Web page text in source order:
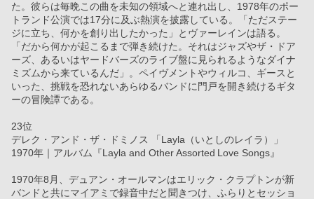
た。彼らは毎晩この曲を未知の領域へと連れ出し、1978年のポー
トランド公演では17分に及ぶ熱演を披露している。「ただステー
ジに立ち、何かを創り出したかった」とヴァーレインは語る。
「だから何かが起こるまで弾き続けた。それはジャズやザ・ドア
ーズ、あるいはヤードバーズのライブ盤に見られるようなダイナ
ミズムから来ているんだ」。ペイヴメントやウィルコ、ギースと
いった、挑戦を恐れないあらゆるバンドに門戸を開き続けるギタ
ーの冒険譚である。
23位
デレク・アンド・ザ・ドミノス 「Layla（いとしのレイラ）」
1970年｜アルバム『Layla and Other Assorted Love Songs』
1970年8月、デュアン・オールマンはエリック・クラプトンが新
バンドと共にマイアミで録音中だと聞きつけ、ふらりとセッショ